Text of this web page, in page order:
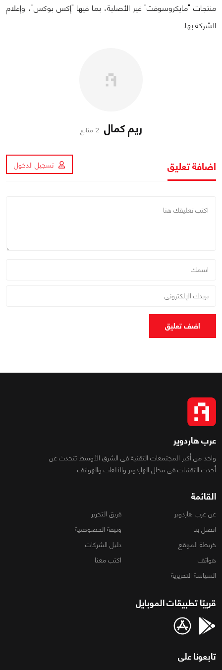
منتجات "مايكروسوفت" غير الأصلية، بما فيها "إكس بوكس"، وإعلام
الشركة بها.
ريم كمال 2 متابع
اضافة تعليق تسجيل الدخول
اضف تعليق
عرب هاردوير
واحد من أكبر المجتمعات التقنية فى الشرق الأوسط تتحدث عن
أحدث التقنيات فى مجال الهاردوير والألعاب والهواتف
القائمة
عن عرب هاردوير
فريق التحرير
اتصل بنا
وثيقة الخصوصية
خريطة الموقع
دليل الشركات
هواتف
اكتب معنا
السياسة التحريرية
قريبًا تطبيقات الموبايل
تابعونا على